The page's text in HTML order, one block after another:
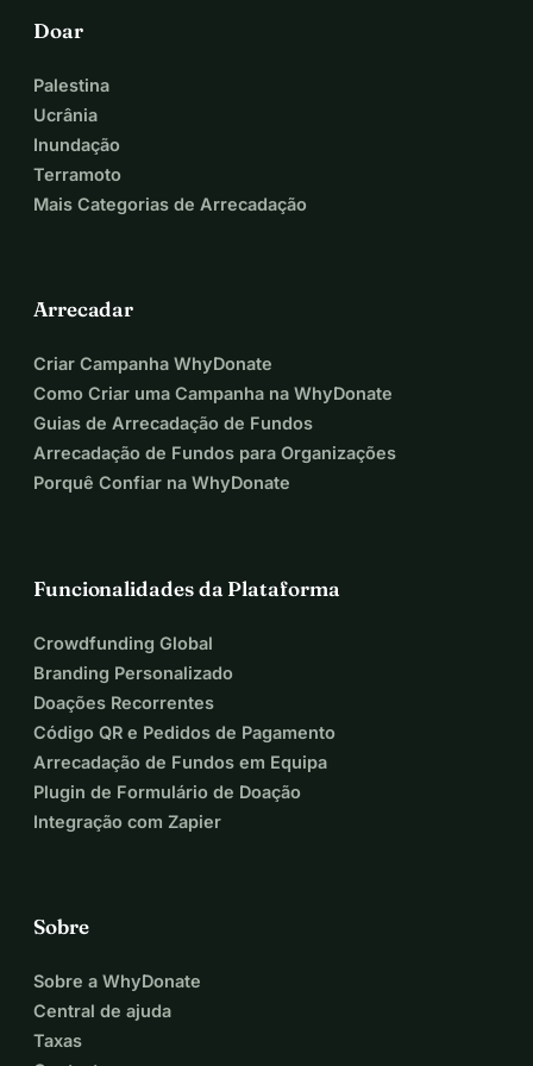
Doar
Palestina
Ucrânia
Inundação
Terramoto
Mais Categorias de Arrecadação
Arrecadar
Criar Campanha WhyDonate
Como Criar uma Campanha na WhyDonate
Guias de Arrecadação de Fundos
Arrecadação de Fundos para Organizações
Porquê Confiar na WhyDonate
Funcionalidades da Plataforma
Crowdfunding Global
Branding Personalizado
Doações Recorrentes
Código QR e Pedidos de Pagamento
Arrecadação de Fundos em Equipa
Plugin de Formulário de Doação
Integração com Zapier
Sobre
Sobre a WhyDonate
Central de ajuda
Taxas